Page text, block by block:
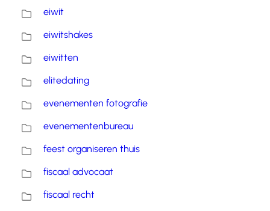
eiwit
eiwitshakes
eiwitten
elitedating
evenementen fotografie
evenementenbureau
feest organiseren thuis
fiscaal advocaat
fiscaal recht